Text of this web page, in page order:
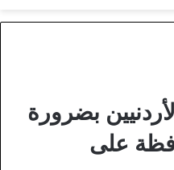
بضرورة
على